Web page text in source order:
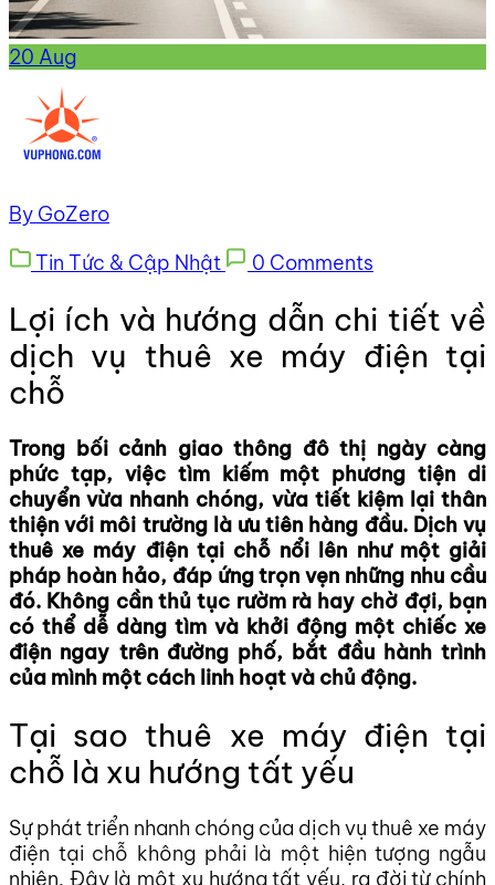
20 Aug
By GoZero
Tin Tức & Cập Nhật
0 Comments
Lợi ích và hướng dẫn chi tiết về
dịch vụ thuê xe máy điện tại
chỗ
Trong bối cảnh giao thông đô thị ngày càng
phức tạp, việc tìm kiếm một phương tiện di
chuyển vừa nhanh chóng, vừa tiết kiệm lại thân
thiện với môi trường là ưu tiên hàng đầu. Dịch vụ
thuê xe máy điện tại chỗ nổi lên như một giải
pháp hoàn hảo, đáp ứng trọn vẹn những nhu cầu
đó. Không cần thủ tục rườm rà hay chờ đợi, bạn
có thể dễ dàng tìm và khởi động một chiếc xe
điện ngay trên đường phố, bắt đầu hành trình
của mình một cách linh hoạt và chủ động.
Tại sao thuê xe máy điện tại
chỗ là xu hướng tất yếu
Sự phát triển nhanh chóng của dịch vụ thuê xe máy
điện tại chỗ không phải là một hiện tượng ngẫu
nhiên. Đây là một xu hướng tất yếu, ra đời từ chính